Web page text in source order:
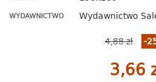
WYDAWNICTWO
Wydawnictwo
4,88 zł
-
3,66